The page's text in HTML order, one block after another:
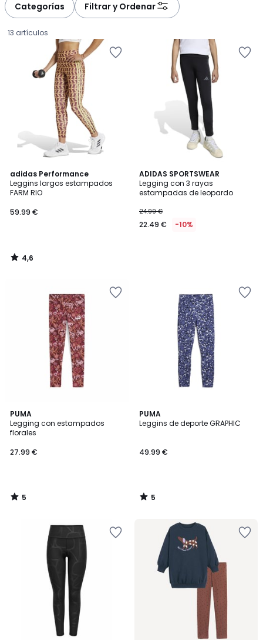
Categorías Filtrar y Ordenar
13 artículos
adidas Performance
Leggins largos estampados
FARM RIO
€.
59.99 €
4,6
/ 5
4,6
/
ADIDAS SPORTSWEAR
Legging con 3 rayas
estampadas de leopardo
24.99 €
22.49 € -10%
PUMA
Legging con estampados
florales
27.99 €
5
/
5
5
/
PUMA
Leggins de deporte GRAPHIC
49.99 €
5
/
5
/